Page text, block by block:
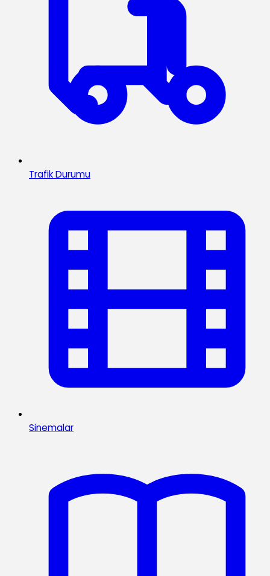
Trafik Durumu
Sinemalar